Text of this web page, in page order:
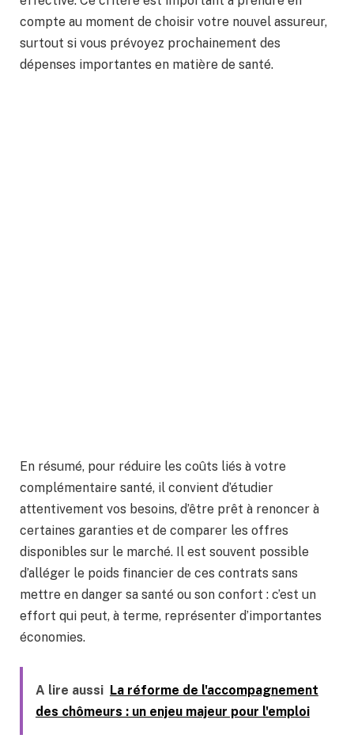
compte au moment de choisir votre nouvel assureur,
surtout si vous prévoyez prochainement des
dépenses importantes en matière de santé.
En résumé, pour réduire les coûts liés à votre
complémentaire santé, il convient d’étudier
attentivement vos besoins, d’être prêt à renoncer à
certaines garanties et de comparer les offres
disponibles sur le marché. Il est souvent possible
d’alléger le poids financier de ces contrats sans
mettre en danger sa santé ou son confort : c’est un
effort qui peut, à terme, représenter d’importantes
économies.
A lire aussi La réforme de l'accompagnement
des chômeurs : un enjeu majeur pour l'emploi